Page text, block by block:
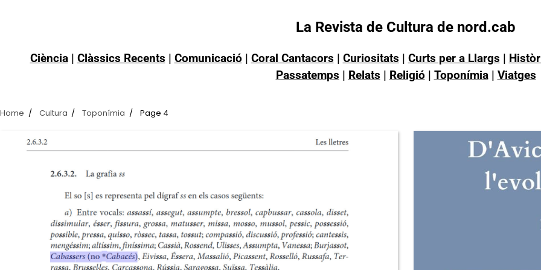
La Revista de Cultura de nord.cab
Ciència| Clàssics Recents Comunicació Coral Cantacors Curiositats Curts per a Llargs
Passatemps
Relats Religió Toponímia| Viatges
Home Cultura Toponímia Page 4